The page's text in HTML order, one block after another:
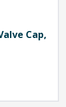
Cap,